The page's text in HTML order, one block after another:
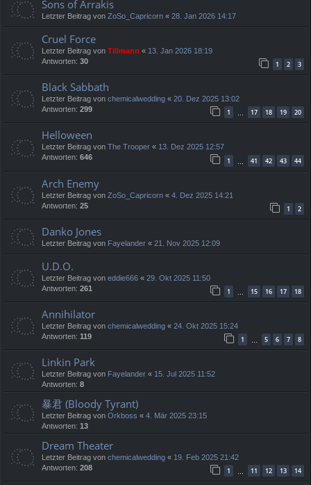
Sons of Arrakis
Letzter Beitrag von ZoSo_Capricorn « 28. Jan 2026 14:17
Cruel Force
Letzter Beitrag von Tillmann « 13. Jan 2026 18:19
Antworten: 30 1 2 3
Black Sabbath
Letzter Beitrag von chemicalwedding « 20. Dez 2025 13:02
Antworten: 299 1 … 17 18 19 20
Helloween
Letzter Beitrag von The Trooper « 13. Dez 2025 12:57
Antworten: 646 1 41 42 43 44
Arch Enemy
Letzter Beitrag von ZoSo_Capricorn « 4. Dez 2025 14:21
Antworten: 25 1 2
Danko Jones
Letzter Beitrag von Fayelander « 21. Nov 2025 12:09
U.D.O.
Letzter Beitrag von eddie666 « 29. Okt 2025 11:50
Antworten: 261 1 15 16 17 18
Annihilator
Letzter Beitrag von chemicalwedding « 24. Okt 2025 15:24
Antworten: 119 1 5 6 7 8
Linkin Park
Letzter Beitrag von Fayelander « 15. Jul 2025 11:52
Antworten: 8
暴君 (Bloody Tyrant)
Letzter Beitrag von Orkboss « 4. Mär 2025 23:15
Antworten: 13
Dream Theater
Letzter Beitrag von chemicalwedding « 19. Feb 2025 21:42
Antworten: 208 1 11 12 13 14